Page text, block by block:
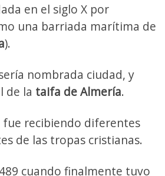
en el siglo X por
una barriada marítima de
).
nombrada ciudad, y
de la taifa de Almería.
fue recibiendo diferentes
de las tropas cristianas.
cuando finalmente tuvo